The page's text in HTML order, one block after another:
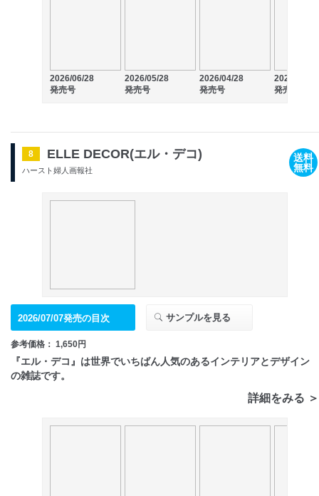
2026/06/28
発売号
2026/05/28
発売号
2026/04/28
発売号
2026/03/28
発売号
8 ELLE DECOR(エル・デコ)
ハースト婦人画報社
送料
無料
2026/07/07発売の目次 サンプルを見る
参考価格： 1,650円
『エル・デコ』は世界でいちばん人気のあるインテリアとデザイン
の雑誌です。
詳細をみる ＞